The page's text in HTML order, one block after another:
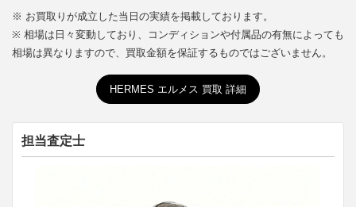
※ お買取りが成立した当日の実績を掲載しております。
※ 相場は日々変動しており、コンディションや付属品の有無によっても
相場は異なりますので、買取金額を保証するものではございません。
HERMES エルメス 買取 詳細
担当査定士